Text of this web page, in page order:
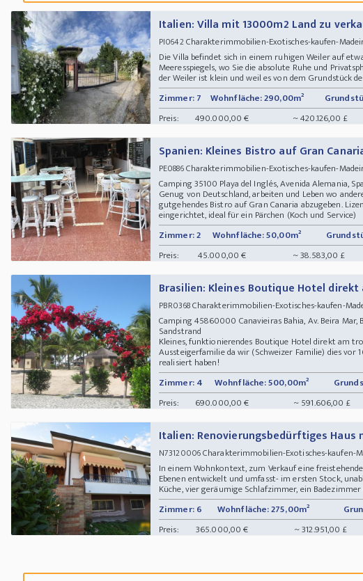
Italien: Villa mit 13000m2 Land zu
PI0642Charakterimmobilien-Exotisches-kaufen-
Die Villa befindet sich in einem ruhigen Weiler auf
Meeresspiegels, wo Sie die absolute Ruhe und
der Weiler ist klein und weil es von dem Grundstück
Zimmer: 7
Wohnfläche: 290,00m²
Preis:
490.000,00 € ~ 420.126,00 £
Spanien: Kleines Bistro auf Gran
PE0886Charakterimmobilien-Exotisches-kaufen-
Camping 35100 Playa del Inglés, Avenida Alemania,
Genug von Deutschland, arbeiten und Leben wo
gutgehendes Bistro auf Gran Canaria abzugeben.
eingerichtet, ideal für ein Pärchen (Koch und Service)
Zimmer: 2
Wohnfläche: 50,00m²
Preis:
45.000,00 € ~ 38.583,00 £
Brasilien: Kleines Boutique Hotel
PBR0368Charakterimmobilien-Exotisches-kaufen-
Camping 45860000 Canavieiras Bahia, Av. Beira
Sandstrand
Kleines, funktionierendes Boutique Hotel direkt am
Aussteigerfamilie da wir (Schweizer Familie) dies vor
realisiert haben!
Zimmer: 4
Wohnfläche: 500,00m²
Preis:
690.000,00 € ~ 591.606,00 £
Italien: Renovierungsbedürftiges Haus
N73120006Charakterimmobilien-Exotisches-kaufen-
In einem Wohnkontext, zum Verkauf eine
Ebenen entwickelt und umfasst- im ersten Stock,
Küche, vier geräumige Schlafzimmer, ein Badezimmer
Zimmer: 6
Wohnfläche: 275,00m²
Preis:
365.000,00 € ~ 312.951,00 £